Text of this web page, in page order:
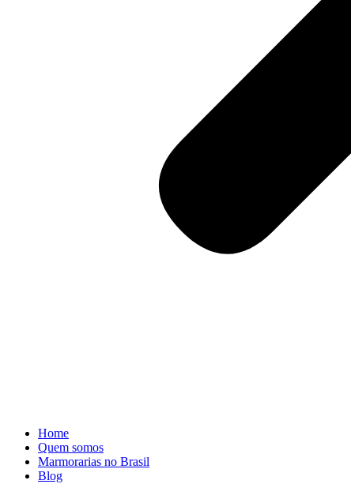
Home
Quem somos
Marmorarias no Brasil
Blog